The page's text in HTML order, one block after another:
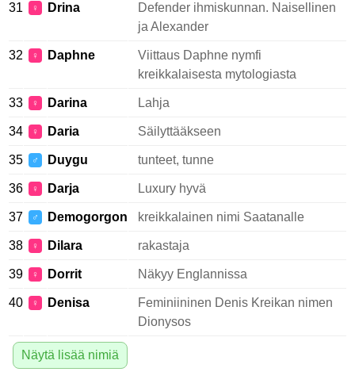
31 ♀ Drina
Defender ihmiskunnan. Naisellinen
ja Alexander
32 ♀ Daphne
Viittaus Daphne nymfi
kreikkalaisesta mytologiasta
33 ♀ Darina Lahja
34 ♀ Daria Säilyttääkseen
35 ♂ Duygu tunteet, tunne
36 ♀ Darja Luxury hyvä
37 ♂ Demogorgon kreikkalainen nimi Saatanalle
38 ♀ Dilara rakastaja
39 ♀ Dorrit Näkyy Englannissa
40 ♀ Denisa
Feminiininen Denis Kreikan nimen
Dionysos
Näytä lisää nimiä